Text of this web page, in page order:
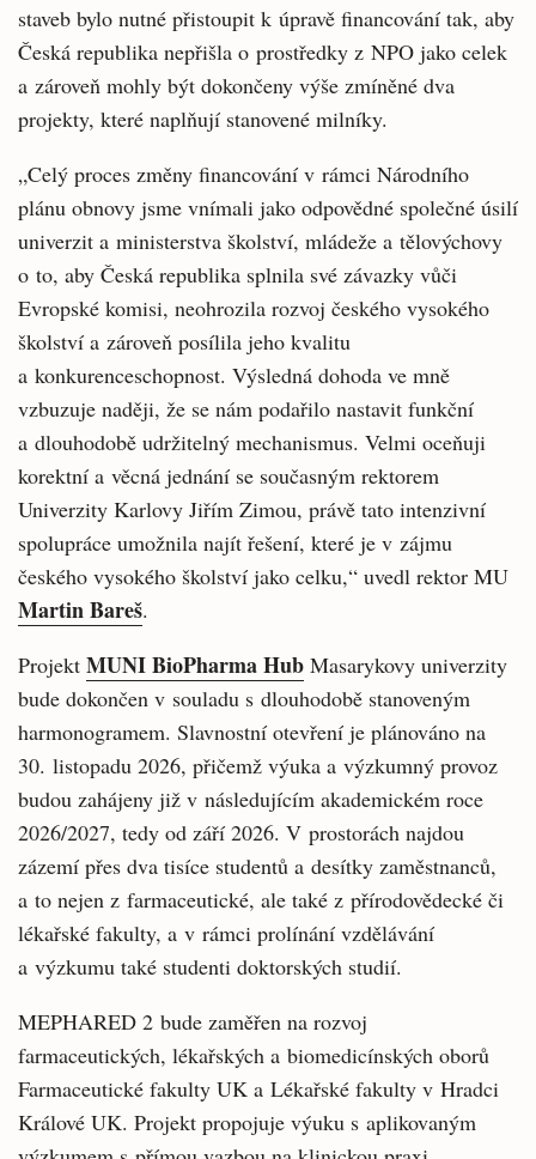
staveb bylo nutné přistoupit k úpravě financování tak, aby
Česká republika nepřišla o prostředky z NPO jako celek
a zároveň mohly být dokončeny výše zmíněné dva
projekty, které naplňují stanovené milníky.
„Celý proces změny financování v rámci Národního
plánu obnovy jsme vnímali jako odpovědné společné úsilí
univerzit a ministerstva školství, mládeže a tělovýchovy
o to, aby Česká republika splnila své závazky vůči
Evropské komisi, neohrozila rozvoj českého vysokého
školství a zároveň posílila jeho kvalitu
a konkurenceschopnost. Výsledná dohoda ve mně
vzbuzuje naději, že se nám podařilo nastavit funkční
a dlouhodobě udržitelný mechanismus. Velmi oceňuji
korektní a věcná jednání se současným rektorem
Univerzity Karlovy Jiřím Zimou, právě tato intenzivní
spolupráce umožnila najít řešení, které je v zájmu
českého vysokého školství jako celku,“ uvedl rektor MU
Martin Bareš.
Projekt MUNI BioPharma Hub Masarykovy univerzity
bude dokončen v souladu s dlouhodobě stanoveným
harmonogramem. Slavnostní otevření je plánováno na
30. listopadu 2026, přičemž výuka a výzkumný provoz
budou zahájeny již v následujícím akademickém roce
2026/2027, tedy od září 2026. V prostorách najdou
zázemí přes dva tisíce studentů a desítky zaměstnanců,
a to nejen z farmaceutické, ale také z přírodovědecké či
lékařské fakulty, a v rámci prolínání vzdělávání
a výzkumu také studenti doktorských studií.
MEPHARED 2 bude zaměřen na rozvoj
farmaceutických, lékařských a biomedicínských oborů
Farmaceutické fakulty UK a Lékařské fakulty v Hradci
Králové UK. Projekt propojuje výuku s aplikovaným